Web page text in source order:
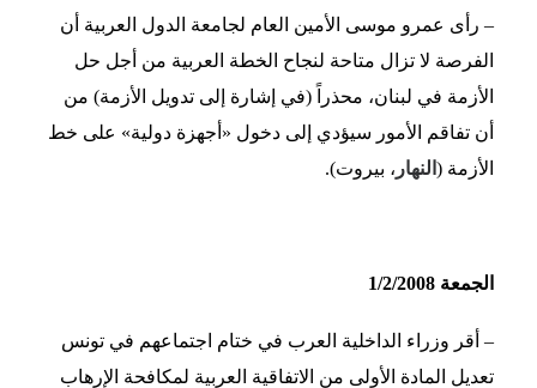
– رأى عمرو موسى الأمين العام لجامعة الدول العربية أن
الفرصة لا تزال متاحة لنجاح الخطة العربية من أجل حل
الأزمة في لبنان، محذراً (في إشارة إلى تدويل الأزمة) من
أن تفاقم الأمور سيؤدي إلى دخول «أجهزة دولية» على خط
الأزمة ( النهار ، بيروت).
الجمعة 1/2/2008
– أقر وزراء الداخلية العرب في ختام اجتماعهم في تونس
تعديل المادة الأولى من الاتفاقية العربية لمكافحة الإرهاب